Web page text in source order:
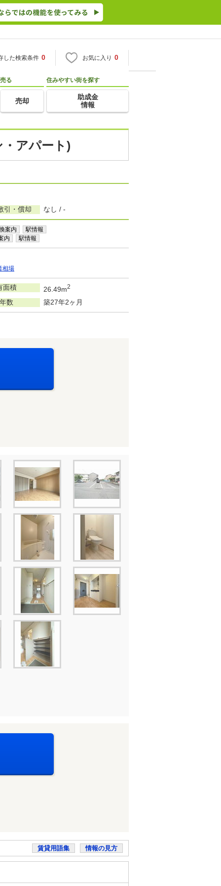
した検索条件 0 お気に入り 0
売る
売却
住みやすい街を探す
助成金
情報
アパート)
引・償却 なし / -
案内 駅情報
内 駅情報
相場
面積 26.49m2
数 築27年2ヶ月
賃貸用語集 情報の見方